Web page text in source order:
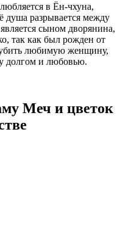
в Ён-чхуна,
душа разрывается между
сыном дворянина,
так как был рожден от
любимую женщину,
долгом и любовью.
Меч и цветок